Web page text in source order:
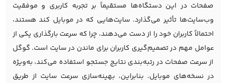
صفحات در این دستگاه‌ها مستقیماً بر تجربه کاربری و موفقیت
وب‌سایت‌ها تأثیر می‌گذارد. سایت‌هایی که در موبایل کند هستند،
احتمالاً کاربران خود را از دست می‌دهند، چرا که سرعت بارگذاری یکی از
عوامل مهم در تصمیم‌گیری کاربران برای ماندن در سایت است. گوگل
از سرعت صفحات در رتبه‌بندی نتایج جستجو استفاده می‌کند، به‌ویژه
در نسخه‌های موبایل. بنابراین، بهینه‌سازی سرعت سایت از طریق